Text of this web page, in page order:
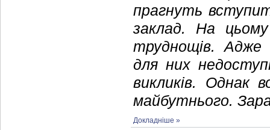
прагнуть
заклад. На
труднощів. Адже
для них
викликів. Однак
майбутнього.
Докладніше »